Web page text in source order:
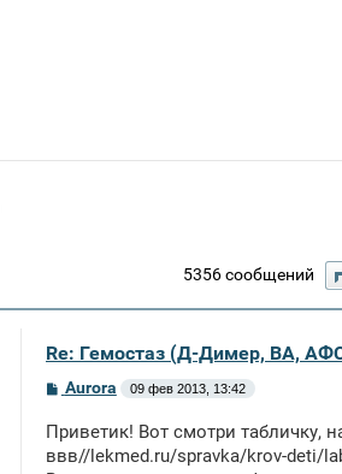
5356 сообщений
Re: Гемостаз (Д-Димер, ВА,
С
б
щ
Aurora 09 фев 2013, 13:42
Приветик! Вот смотри табличку,
ввв//lekmed.ru/spravka/krov-deti/